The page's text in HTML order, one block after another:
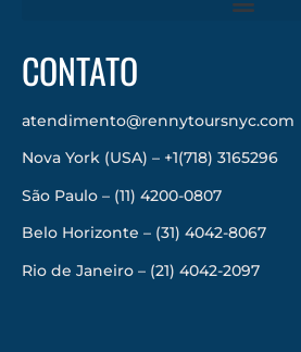
CONTATO
atendimento@rennytoursnyc.com
Nova York (USA) – +1(718) 3165296
São Paulo – (11) 4200-0807
Belo Horizonte – (31) 4042-8067
Rio de Janeiro – (21) 4042-2097